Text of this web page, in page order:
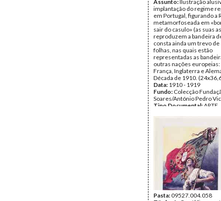
Assunto:Ilustração
implantação do regime
em Portugal, figurando a
metamorfoseada em
sair do casulo» (as suas
reproduzem a bandeira
consta ainda um trevo
folhas, nas quais estão
representadas as
outras nações europeias:
França, Inglaterra e
Década de 1910.
Data: 1910 - 1919
Fundo: Colecção
Soares/António Pedro
Tipo Documental: ARTE
Pasta:09527.004.058